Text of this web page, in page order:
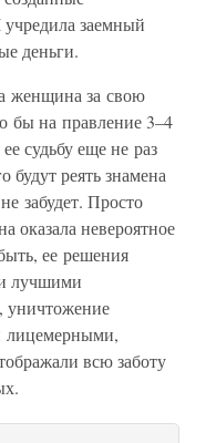
заемный
деньги.
женщина за свою
бы на правление 3–4
судьбу еще не раз
будут реять знамена
забудет. Просто
оказала невероятное
ее решения
лучшими
уничтожение
лицемерными,
всю заботу